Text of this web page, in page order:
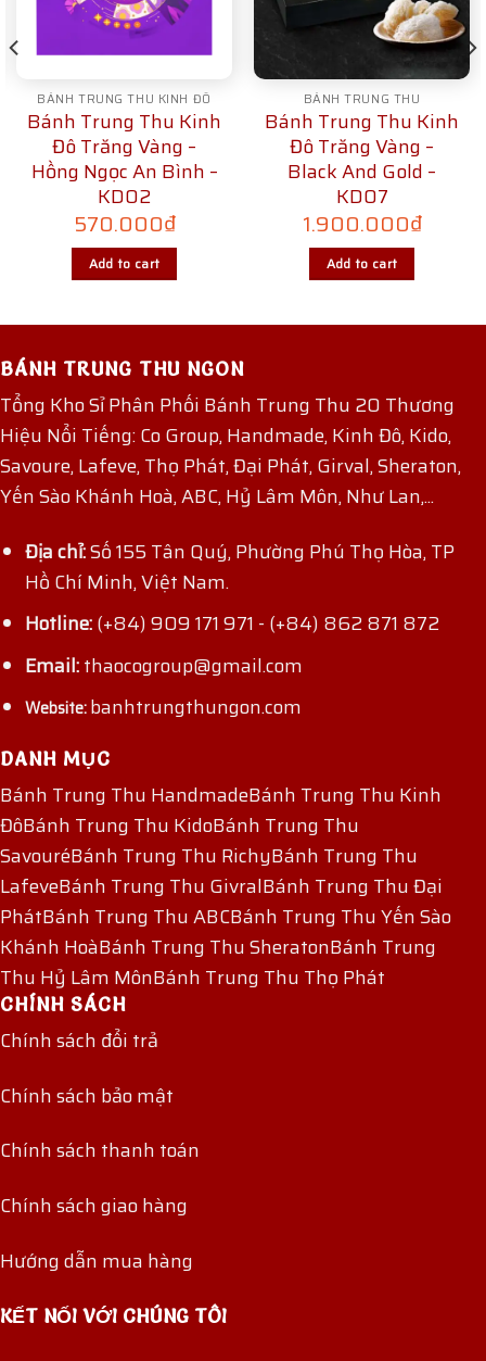
BÁNH TRUNG THU KINH ĐÔ
Bánh Trung Thu Kinh
Đô Trăng Vàng –
Hồng Ngọc An Bình –
KD02
570.000₫
Add to cart
BÁNH TRUNG THU
Bánh Trung Thu Kinh
Đô Trăng Vàng –
Black And Gold –
KD07
1.900.000₫
Add to cart
BÁNH TRUNG THU NGON
Tổng Kho Sỉ Phân Phối Bánh Trung Thu 20 Thương
Hiệu Nổi Tiếng: Co Group, Handmade, Kinh Đô, Kido,
Savoure, Lafeve, Thọ Phát, Đại Phát, Girval, Sheraton,
Yến Sào Khánh Hoà, ABC, Hỷ Lâm Môn, Như Lan,...
Địa chỉ:Số 155 Tân Quý, Phường Phú Thọ Hòa, TP
Hồ Chí Minh, Việt Nam.
Hotline:(+84) 909 171 971 - (+84) 862 871 872
Email:thaocogroup@gmail.com
Website:banhtrungthungon.com
DANH MỤC
Bánh Trung Thu HandmadeBánh Trung Thu Kinh
ĐôBánh Trung Thu KidoBánh Trung Thu
SavouréBánh Trung Thu RichyBánh Trung Thu
LafeveBánh Trung Thu GivralBánh Trung Thu Đại
PhátBánh Trung Thu ABCBánh Trung Thu Yến Sào
Khánh HoàBánh Trung Thu SheratonBánh Trung
Thu Hỷ Lâm MônBánh Trung Thu Thọ Phát
CHÍNH SÁCH
Chính sách đổi trả
Chính sách bảo mật
Chính sách thanh toán
Chính sách giao hàng
Hướng dẫn mua hàng
KẾT NỐI VỚI CHÚNG TÔI